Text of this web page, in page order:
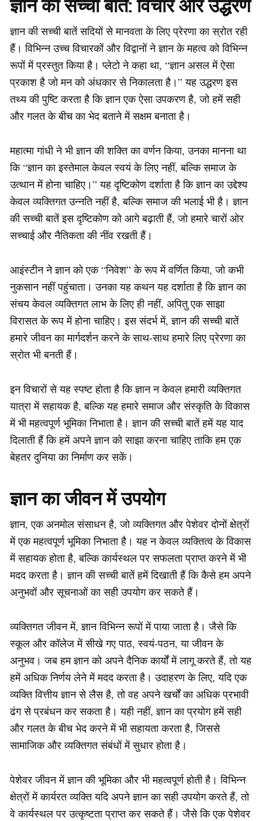
ज्ञान की सच्ची बातें सदियों से मानवता के लिए प्रेरणा का स्रोत रही
हैं। विभिन्न उच्च विचारकों और विद्वानों ने ज्ञान के महत्व को विभिन्न
रूपों में प्रस्तुत किया है। प्लेटो ने कहा था, “ज्ञान असल में ऐसा
प्रकाश है जो मन को अंधकार से निकालता है।” यह उद्धरण इस
तथ्य की पुष्टि करता है कि ज्ञान एक ऐसा उपकरण है, जो हमें सही
और गलत के बीच का भेद बताने में सक्षम बनाता है।
महात्मा गांधी ने भी ज्ञान की शक्ति का वर्णन किया, उनका मानना था
कि “ज्ञान का इस्तेमाल केवल स्वयं के लिए नहीं, बल्कि समाज के
उत्थान में होना चाहिए।” यह दृष्टिकोण दर्शाता है कि ज्ञान का उद्देश्य
केवल व्यक्तिगत उन्नति नहीं है, बल्कि समाज की भलाई भी है। ज्ञान
की सच्ची बातें इस दृष्टिकोण को आगे बढ़ाती हैं, जो हमारे चारों ओर
सच्चाई और नैतिकता की नींव रखती हैं।
आइंस्टीन ने ज्ञान को एक “निवेश” के रूप में वर्णित किया, जो कभी
नुकसान नहीं पहुंचाता। उनका यह कथन यह दर्शाता है कि ज्ञान का
संचय केवल व्यक्तिगत लाभ के लिए ही नहीं, अपितु एक साझा
विरासत के रूप में होना चाहिए। इस संदर्भ में, ज्ञान की सच्ची बातें
हमारे जीवन का मार्गदर्शन करने के साथ-साथ हमारे लिए प्रेरणा का
स्रोत भी बनती हैं।
इन विचारों से यह स्पष्ट होता है कि ज्ञान न केवल हमारी व्यक्तिगत
यात्रा में सहायक है, बल्कि यह हमारे समाज और संस्कृति के विकास
में भी महत्वपूर्ण भूमिका निभाता है। ज्ञान की सच्ची बातें हमें यह याद
दिलाती हैं कि हमें अपने ज्ञान को साझा करना चाहिए ताकि हम एक
बेहतर दुनिया का निर्माण कर सकें।
ज्ञान का जीवन में उपयोग
ज्ञान, एक अनमोल संसाधन है, जो व्यक्तिगत और पेशेवर दोनों क्षेत्रों
में एक महत्वपूर्ण भूमिका निभाता है। यह न केवल व्यक्तित्व के विकास
में सहायक होता है, बल्कि कार्यस्थल पर सफलता प्राप्त करने में भी
मदद करता है। ज्ञान की सच्ची बातें हमें दिखाती हैं कि कैसे हम अपने
अनुभवों और सूचनाओं का सही उपयोग कर सकते हैं।
व्यक्तिगत जीवन में, ज्ञान विभिन्न रूपों में पाया जाता है। जैसे कि
स्कूल और कॉलेज में सीखे गए पाठ, स्वयं-पठन, या जीवन के
अनुभव। जब हम ज्ञान को अपने दैनिक कार्यों में लागू करते हैं, तो यह
हमें अधिक निर्णय लेने में मदद करता है। उदाहरण के लिए, यदि एक
व्यक्ति वित्तीय ज्ञान से लैस है, तो वह अपने खर्चों का अधिक प्रभावी
ढंग से प्रबंधन कर सकता है। यही नहीं, ज्ञान का प्रयोग हमें सही
और गलत के बीच भेद करने में भी सहायता करता है, जिससे
सामाजिक और व्यक्तिगत संबंधों में सुधार होता है।
पेशेवर जीवन में ज्ञान की भूमिका और भी महत्वपूर्ण होती है। विभिन्न
क्षेत्रों में कार्यरत व्यक्ति यदि अपने ज्ञान का सही उपयोग करते हैं, तो
वे कार्यस्थल पर उत्कृष्टता प्राप्त कर सकते हैं। जैसे कि एक पेशेवर